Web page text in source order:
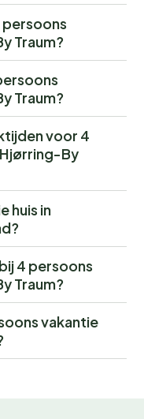
persoons
Traum?
Traum?
voor 4
By
huis in
4 persoons
Traum?
vakantie